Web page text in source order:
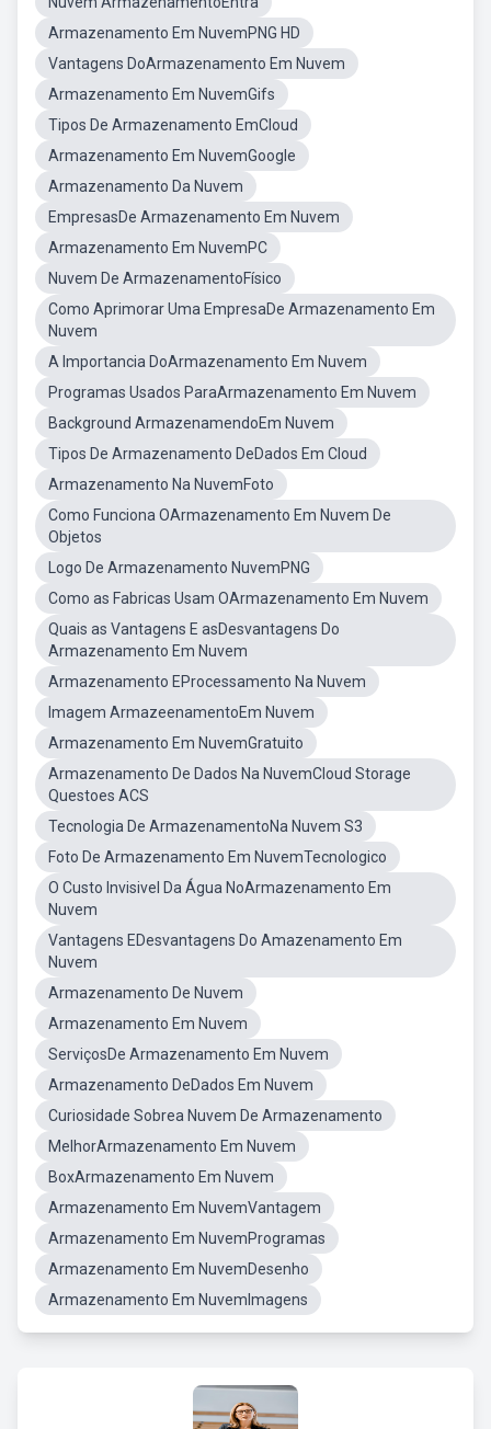
Armazenamento Em NuvemPNG HD
Vantagens DoArmazenamento Em Nuvem
Armazenamento Em NuvemGifs
Tipos De Armazenamento EmCloud
Armazenamento Em NuvemGoogle
Armazenamento Da Nuvem
EmpresasDe Armazenamento Em Nuvem
Armazenamento Em NuvemPC
Nuvem De ArmazenamentoFísico
Como Aprimorar Uma EmpresaDe Armazenamento Em
Nuvem
A Importancia DoArmazenamento Em Nuvem
Programas Usados ParaArmazenamento Em Nuvem
Background ArmazenamendoEm Nuvem
Tipos De Armazenamento DeDados Em Cloud
Armazenamento Na NuvemFoto
Como Funciona OArmazenamento Em Nuvem De
Objetos
Logo De Armazenamento NuvemPNG
Como as Fabricas Usam OArmazenamento Em Nuvem
Quais as Vantagens E asDesvantagens Do
Armazenamento Em Nuvem
Armazenamento EProcessamento Na Nuvem
Imagem ArmazeenamentoEm Nuvem
Armazenamento Em NuvemGratuito
Armazenamento De Dados Na NuvemCloud Storage
Questoes ACS
Tecnologia De ArmazenamentoNa Nuvem S3
Foto De Armazenamento Em NuvemTecnologico
O Custo Invisivel Da Água NoArmazenamento Em
Nuvem
Vantagens EDesvantagens Do Amazenamento Em
Nuvem
Armazenamento De Nuvem
Armazenamento Em Nuvem
ServiçosDe Armazenamento Em Nuvem
Armazenamento DeDados Em Nuvem
Curiosidade Sobrea Nuvem De Armazenamento
MelhorArmazenamento Em Nuvem
BoxArmazenamento Em Nuvem
Armazenamento Em NuvemVantagem
Armazenamento Em NuvemProgramas
Armazenamento Em NuvemDesenho
Armazenamento Em NuvemImagens